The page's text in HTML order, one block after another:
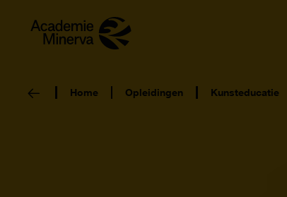
Home Opleidingen Kunsteducatie